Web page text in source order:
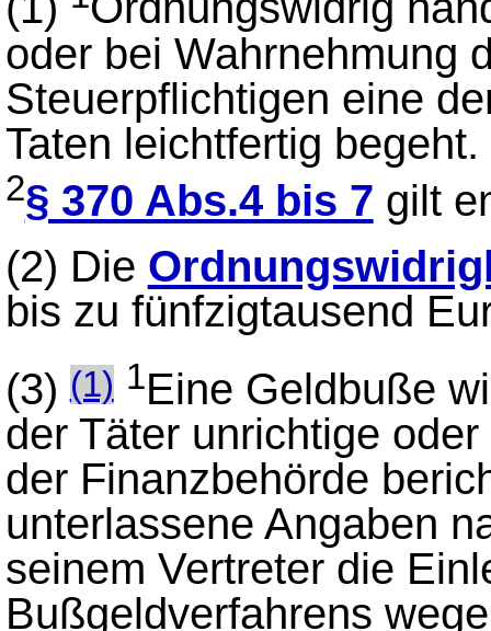
oder bei Wahrnehmung
Steuerpflichtigen eine
Taten leichtfertig begeht.
2§ 370 Abs.4 bis 7 gilt
(2) Die
bis zu fünfzigtausend
(3)(1) 1Eine Geldbuße
der Täter unrichtige
der Finanzbehörde
unterlassene Angaben
seinem Vertreter die
Bußgeldverfahrens